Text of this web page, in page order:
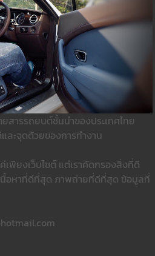
ารรถยนต์ชั้นนำของประเทศไทย
ละจุดด้วยของการทำงาน
พียงเว็บไซต์ แต่เราคัดกรองสิ่งที่ดี
นื้อหาที่ดีที่สุด ภาพถ่ายที่ดีที่สุด ข้อมูลที่